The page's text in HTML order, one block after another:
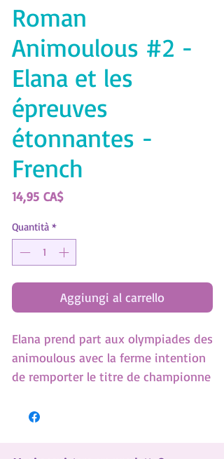
Roman
Animoulous #2 -
Elana et les
épreuves
étonnantes -
French
14,95 CA$Prezzo
Quantità *
Aggiungi al carrello
Elana prend part aux olympiades des
animoulous avec la ferme intention
de remporter le titre de championne
Comme elle est très compétitive, sa